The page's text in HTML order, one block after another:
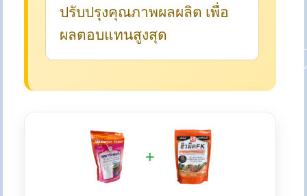
ปรับปรุงคุณภาพผลผลิต เพื่อ
ผลตอบแทนสูงสุด
+